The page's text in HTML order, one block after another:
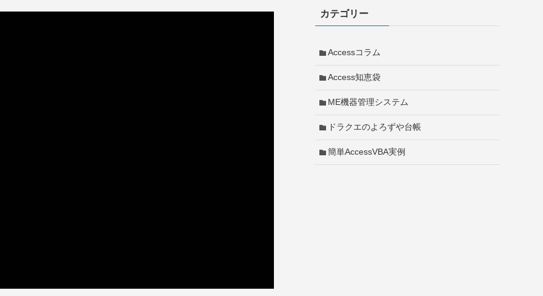
カテゴリー
Accessコラム
Access知恵袋
ME機器管理システム
ドラクエのよろずや台帳
簡単AccessVBA実例